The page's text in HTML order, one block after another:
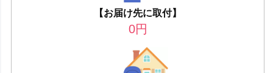
【お届け先に取付】
0円